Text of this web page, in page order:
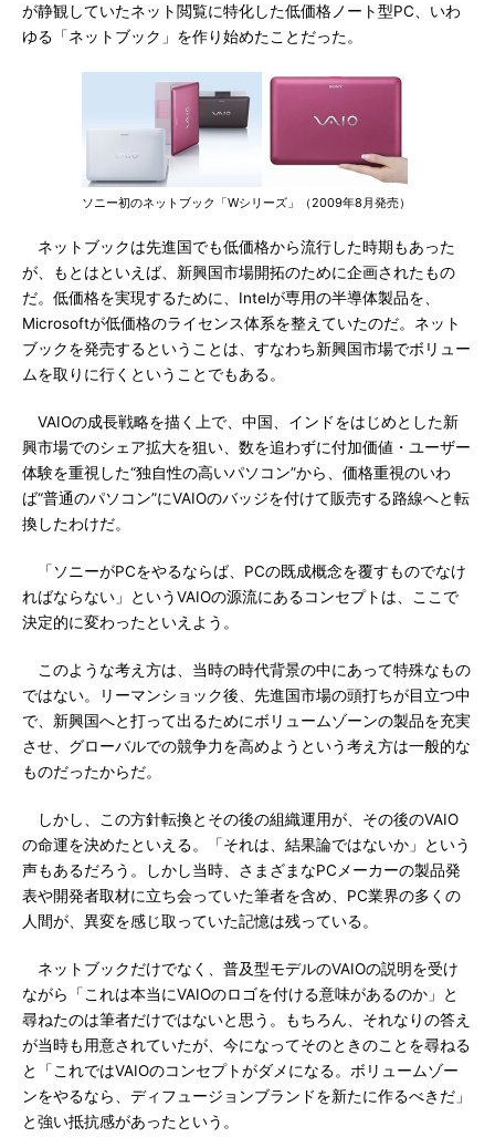
が静観していたネット閲覧に特化した低価格ノート型PC、いわ
ゆる「ネットブック」を作り始めたことだった。
ソニー初のネットブック「Wシリーズ」（2009年8月発売）
ネットブックは先進国でも低価格から流行した時期もあった
が、もとはといえば、新興国市場開拓のために企画されたもの
だ。低価格を実現するために、Intelが専用の半導体製品を、
Microsoftが低価格のライセンス体系を整えていたのだ。ネット
ブックを発売するということは、すなわち新興国市場でボリュー
ムを取りに行くということでもある。
VAIOの成長戦略を描く上で、中国、インドをはじめとした新
興市場でのシェア拡大を狙い、数を追わずに付加価値・ユーザー
体験を重視した“独自性の高いパソコン”から、価格重視のいわ
ば“普通のパソコン”にVAIOのバッジを付けて販売する路線へと転
換したわけだ。
「ソニーがPCをやるならば、PCの既成概念を覆すものでなけ
ればならない」というVAIOの源流にあるコンセプトは、ここで
決定的に変わったといえよう。
このような考え方は、当時の時代背景の中にあって特殊なもの
ではない。リーマンショック後、先進国市場の頭打ちが目立つ中
で、新興国へと打って出るためにボリュームゾーンの製品を充実
させ、グローバルでの競争力を高めようという考え方は一般的な
ものだったからだ。
しかし、この方針転換とその後の組織運用が、その後のVAIO
の命運を決めたといえる。「それは、結果論ではないか」という
声もあるだろう。しかし当時、さまざまなPCメーカーの製品発
表や開発者取材に立ち会っていた筆者を含め、PC業界の多くの
人間が、異変を感じ取っていた記憶は残っている。
ネットブックだけでなく、普及型モデルのVAIOの説明を受け
ながら「これは本当にVAIOのロゴを付ける意味があるのか」と
尋ねたのは筆者だけではないと思う。もちろん、それなりの答え
が当時も用意されていたが、今になってそのときのことを尋ねる
と「これではVAIOのコンセプトがダメになる。ボリュームゾー
ンをやるなら、ディフュージョンブランドを新たに作るべきだ」
と強い抵抗感があったという。